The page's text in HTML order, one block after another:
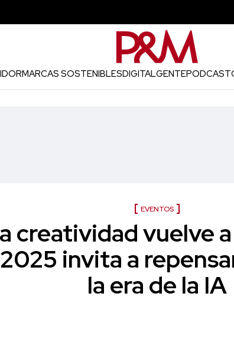
MARCAS SOSTENIBLESDIGITALGENTEPODCAST
EVENTOS
creatividad vuelve
invita a
la era de la IA